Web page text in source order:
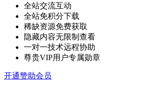
全站交流互动
全站免积分下载
稀缺资源免费获取
隐藏内容无限制查看
一对一技术远程协助
尊贵VIP用户专属勋章
开通赞助会员